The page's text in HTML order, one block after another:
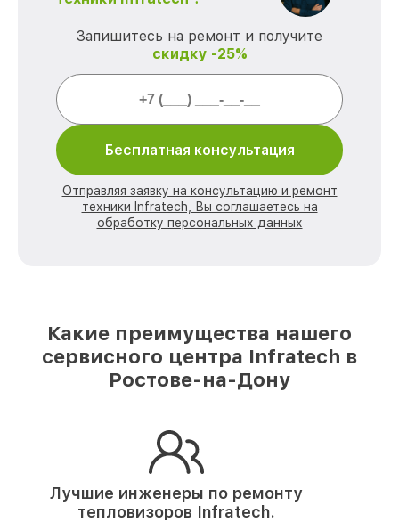
Запишитесь на ремонт и получите
скидку -25%
Бесплатная консультация
Отправляя заявку на консультацию и ремонт
техники Infratech, Вы соглашаетесь на
обработку персональных данных
Какие преимущества нашего
сервисного центра Infratech в
Ростове-на-Дону
Лучшие инженеры по ремонту
тепловизоров Infratech.